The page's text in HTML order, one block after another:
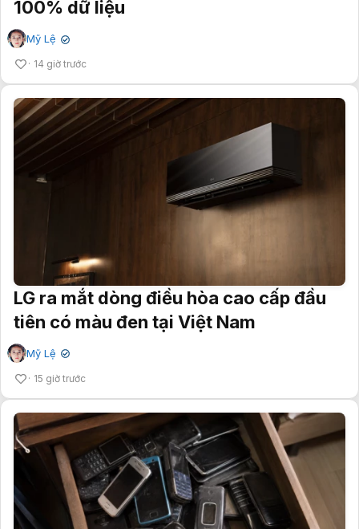
100% dữ liệu
Mỹ Lệ ✔
14 giờ trước
LG ra mắt dòng điều hòa cao cấp đầu
tiên có màu đen tại Việt Nam
Mỹ Lệ ✔
15 giờ trước